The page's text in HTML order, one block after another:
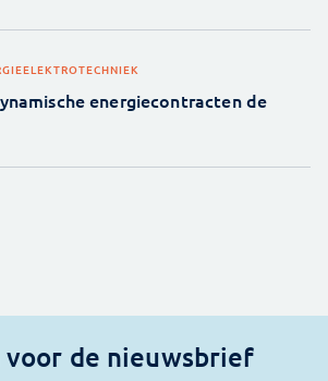
ELEKTROTECHNIEK
energiecontracten de
voor de nieuwsbrief